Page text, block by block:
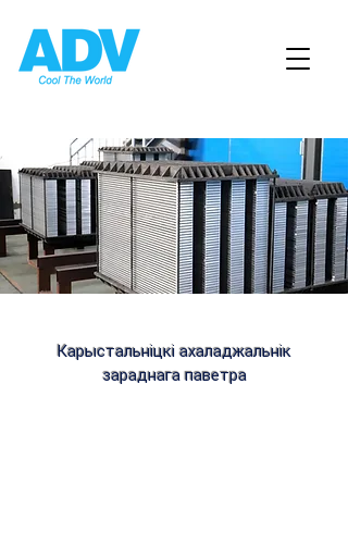
Карыстальніцкі ахаладжальнік
зараднага паветра